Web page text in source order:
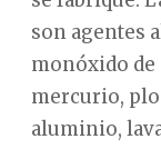
son agentes
monóxido
mercurio,
aluminio,